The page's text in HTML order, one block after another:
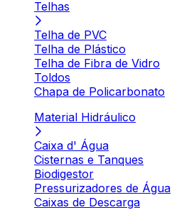
Telhas
Telha de PVC
Telha de Plástico
Telha de Fibra de Vidro
Toldos
Chapa de Policarbonato
Material Hidráulico
Caixa d' Água
Cisternas e Tanques
Biodigestor
Pressurizadores de Água
Caixas de Descarga